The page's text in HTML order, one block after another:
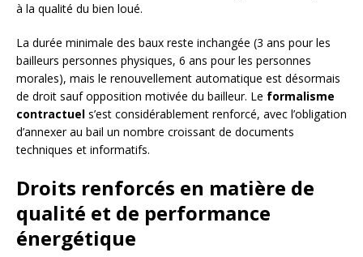
à la qualité du bien loué.
La durée minimale des baux reste inchangée (3 ans pour les
bailleurs personnes physiques, 6 ans pour les personnes
morales), mais le renouvellement automatique est désormais
de droit sauf opposition motivée du bailleur. Le formalisme
contractuel s’est considérablement renforcé, avec l’obligation
d’annexer au bail un nombre croissant de documents
techniques et informatifs.
Droits renforcés en matière de
qualité et de performance
énergétique